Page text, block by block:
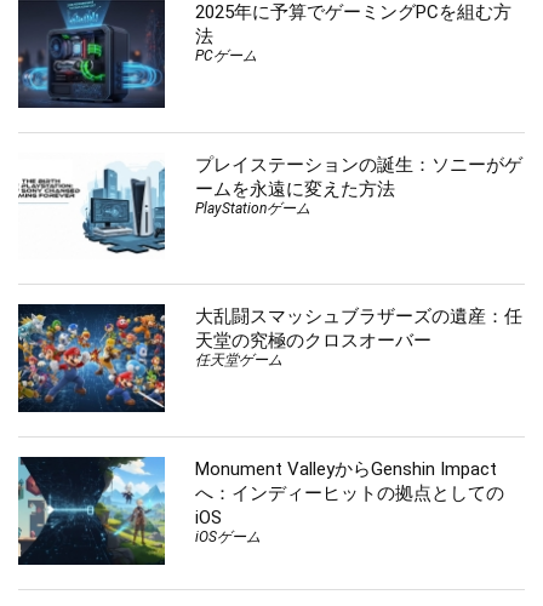
2025年に予算でゲーミングPCを組む方
法
PCゲーム
プレイステーションの誕生：ソニーがゲ
ームを永遠に変えた方法
PlayStationゲーム
大乱闘スマッシュブラザーズの遺産：任
天堂の究極のクロスオーバー
任天堂ゲーム
Monument ValleyからGenshin Impact
へ：インディーヒットの拠点としての
iOS
iOSゲーム